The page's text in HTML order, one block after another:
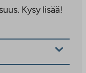
Kysy lisää!